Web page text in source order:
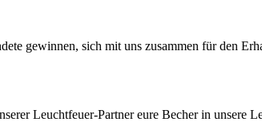
gewinnen, sich mit uns zusammen für den
Leuchtfeuer-Partner eure Becher in unsere